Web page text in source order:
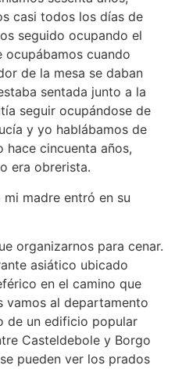
casi todos los días de
seguido ocupando el
ocupábamos cuando
de la mesa se daban
sentada junto a la
seguir ocupándose de
y yo hablábamos de
hace cincuenta años,
era obrerista.
madre entró en su
organizarnos para cenar.
asiático ubicado
en el camino que
vamos al departamento
de un edificio popular
Casteldebole y Borgo
pueden ver los prados